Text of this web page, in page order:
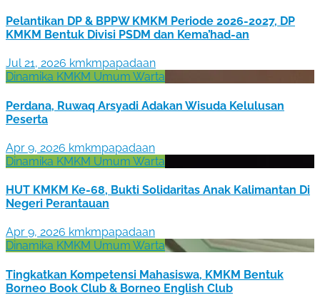
Pelantikan DP & BPPW KMKM Periode 2026-2027, DP
KMKM Bentuk Divisi PSDM dan Kema’had-an
Jul 21, 2026 kmkmpapadaan
Dinamika KMKM Umum Warta
Perdana, Ruwaq Arsyadi Adakan Wisuda Kelulusan
Peserta
Apr 9, 2026 kmkmpapadaan
Dinamika KMKM Umum Warta
HUT KMKM Ke-68, Bukti Solidaritas Anak Kalimantan Di
Negeri Perantauan
Apr 9, 2026 kmkmpapadaan
Dinamika KMKM Umum Warta
Tingkatkan Kompetensi Mahasiswa, KMKM Bentuk
Borneo Book Club & Borneo English Club